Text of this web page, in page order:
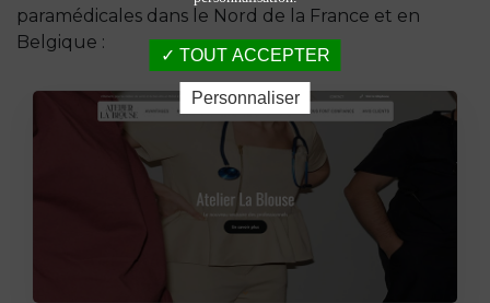
paramédicales dans le Nord de la France et en
Belgique :
TOUT ACCEPTER
Personnaliser